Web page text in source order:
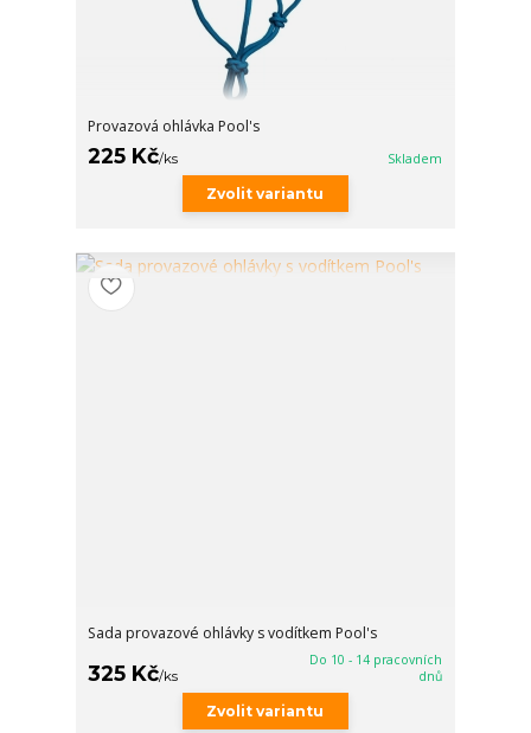
Provazová ohlávka Pool's
225 Kč/ks Skladem
Zvolit variantu
Sada provazové ohlávky s vodítkem Pool's
325 Kč/ks
Do 10 - 14 pracovních
dnů
Zvolit variantu